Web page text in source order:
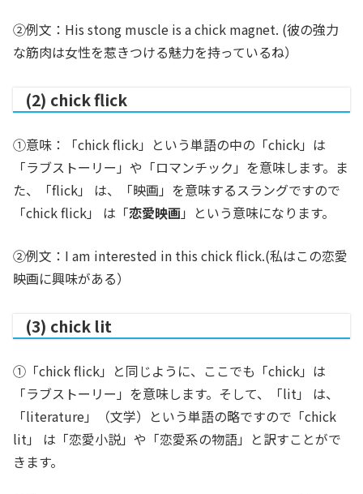
②例文：His stong muscle is a chick magnet. (彼の強力
な筋肉は女性を惹きつける魅力を持っているね）
(2) chick flick
①意味：「chick flick」という単語の中の「chick」は
「ラブストーリー」や「ロマンチック」を意味します。ま
た、「flick」 は、「映画」を意味するスラングですので
「chick flick」 は「恋愛映画」という意味になります。
②例文：I am interested in this chick flick.(私はこの恋愛
映画に興味がある）
(3) chick lit
①「chick flick」と同じように、ここでも「chick」は
「ラブストーリー」を意味します。そして、「lit」 は、
「literature」（文学）という単語の略ですので「chick
lit」 は「恋愛小説」や「恋愛系の物語」と訳すことがで
きます。